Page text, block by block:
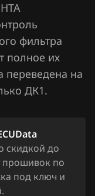
фильтра
полное их
переведена на
ДК1.
скидкой до
прошивок по
под ключ и